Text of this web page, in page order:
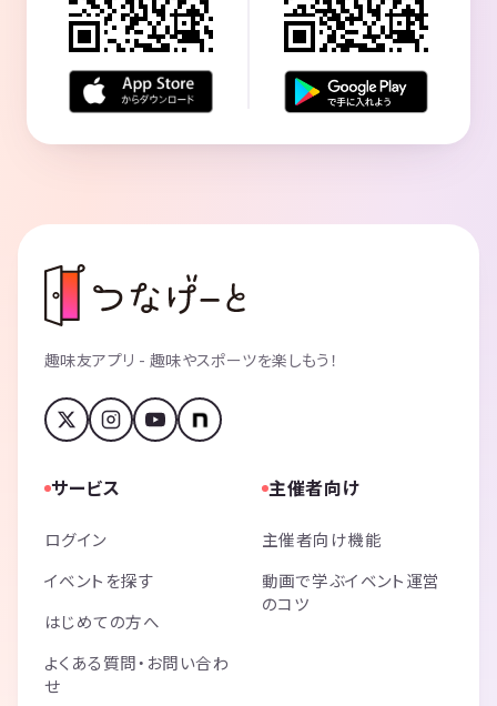
趣味友アプリ - 趣味やスポーツを楽しもう！
サービス
ログイン
イベントを探す
はじめての方へ
よくある質問・お問い合わ
せ
主催者向け
主催者向け機能
動画で学ぶイベント運営
のコツ